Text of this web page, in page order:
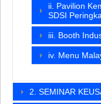
ii. Pavilion
SDSI
iii. Booth
iv. Menu
2. SEMINAR